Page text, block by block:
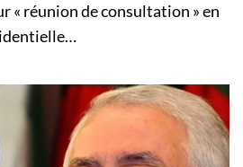
« réunion de consultation » en